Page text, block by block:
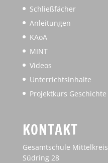
Schließfächer
Anleitungen
KAoA
MINT
Videos
Unterrichtsinhalte
Projektkurs Geschichte
KONTAKT
Gesamtschule Mittelkreis
Südring 28